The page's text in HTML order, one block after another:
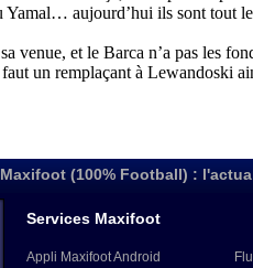
Maxifoot (100% Football) :
Services Maxifoot
Appli Maxifoot Android